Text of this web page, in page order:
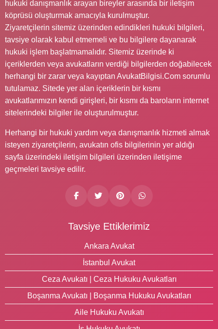
hukuki danışmanlık arayan bireyler arasında bir iletişim
köprüsü oluşturmak amacıyla kurulmuştur.
Ziyaretçilerin sitemiz üzerinden edindikleri hukuki bilgileri,
tavsiye olarak kabul etmemeli ve bu bilgilere dayanarak
hukuki işlem başlatmamalıdır. Sitemiz üzerinde ki
içeriklerden veya avukatların verdiği bilgilerden doğabilecek
herhangi bir zarar veya kayıptan AvukatBilgisi.Com sorumlu
tutulamaz. Sitede yer alan içeriklerin bir kısmı
avukatlarımızın kendi girişleri, bir kısmı da baroların internet
sitelerindeki bilgiler ile oluşturulmuştur.
Herhangi bir hukuki yardım veya danışmanlık hizmeti almak
isteyen ziyaretçilerin, avukatın ofis bilgilerinin yer aldığı
sayfa üzerindeki iletişim bilgileri üzerinden iletişime
geçmeleri tavsiye edilir.
Tavsiye Ettiklerimiz
Ankara Avukat
İstanbul Avukat
Ceza Avukatı | Ceza Hukuku Avukatları
Boşanma Avukatı | Boşanma Hukuku Avukatları
Aile Hukuku Avukatı